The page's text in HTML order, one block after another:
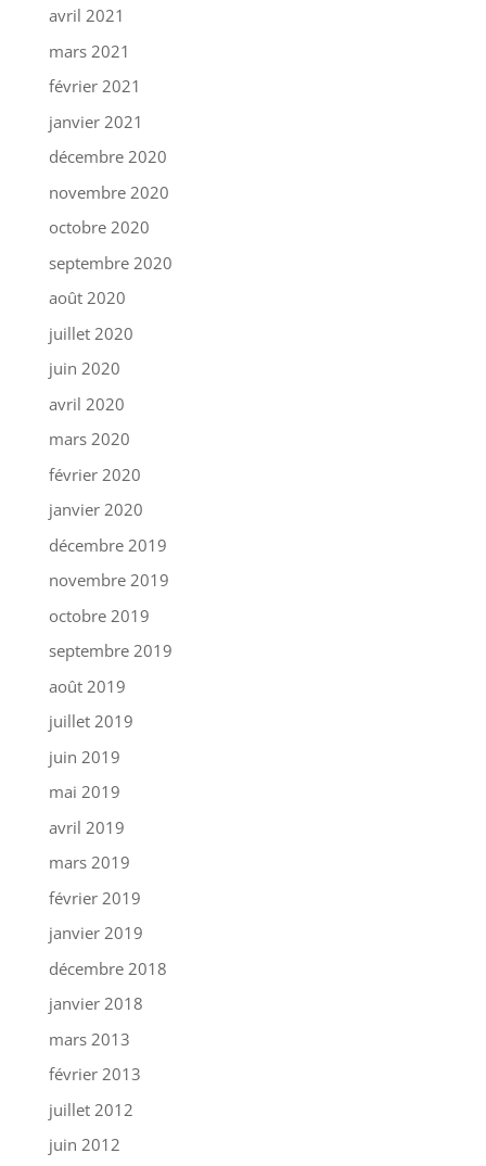
avril 2021
mars 2021
février 2021
janvier 2021
décembre 2020
novembre 2020
octobre 2020
septembre 2020
août 2020
juillet 2020
juin 2020
avril 2020
mars 2020
février 2020
janvier 2020
décembre 2019
novembre 2019
octobre 2019
septembre 2019
août 2019
juillet 2019
juin 2019
mai 2019
avril 2019
mars 2019
février 2019
janvier 2019
décembre 2018
janvier 2018
mars 2013
février 2013
juillet 2012
juin 2012